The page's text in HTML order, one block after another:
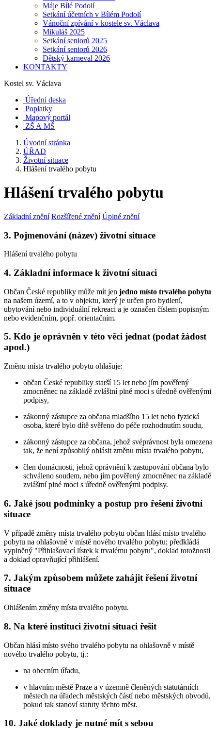
Máje Bílé Podolí
Setkání účetních v Bílém Podolí
Vánoční zpívání v kostele sv. Václava
Mikuláš 2025
Setkání seniorů 2025
Setkání seniorů 2026
Dětský karneval 2026
KONTAKTY
Kostel sv. Václava
Úřední deska
Poplatky
Mapový portál
ZŠ A MŠ
Úvodní stránka
ÚŘAD
Životní situace
Hlášení trvalého pobytu
Hlášení trvalého pobytu
Základní znění Rozšířené znění Úplné znění
3. Pojmenování (název) životní situace
Hlášení trvalého pobytu
4. Základní informace k životní situaci
Občan České republiky může mít jen jedno místo trvalého pobytu
na našem území, a to v objektu, který je určen pro bydlení,
ubytování nebo individuální rekreaci a je označen číslem popisným
nebo evidenčním, popř. orientačním.
5. Kdo je oprávněn v této věci jednat (podat žádost
apod.)
Změnu místa trvalého pobytu ohlašuje:
občan České republiky starší 15 let nebo jím pověřený
zmocněnec na základě zvláštní plné moci s úředně ověřenými
podpisy,
zákonný zástupce za občana mladšího 15 let nebo fyzická
osoba, které bylo dítě svěřeno do péče rozhodnutím soudu,
zákonný zástupce za občana, jehož svéprávnost byla omezena
tak, že není způsobilý ohlásit změnu místa trvalého pobytu,
člen domácnosti, jehož oprávnění k zastupování občana bylo
schváleno soudem, nebo jím pověřený zmocněnec na základě
zvláštní plné moci s úředně ověřenými podpisy.
6. Jaké jsou podmínky a postup pro řešení životní
situace
V případě změny místa trvalého pobytu občan hlásí místo trvalého
pobytu na ohlašovně v místě nového trvalého pobytu; předkládá
vyplněný "Přihlašovací lístek k trvalému pobytu", doklad totožnosti
a doklad opravňující přihlášení.
7. Jakým způsobem můžete zahájit řešení životní
situace
Ohlášením změny místa trvalého pobytu.
8. Na které instituci životní situaci řešit
Občan hlásí místo svého trvalého pobytu na ohlašovně v místě
nového trvalého pobytu, tj.:
na obecním úřadu,
v hlavním městě Praze a v územně členěných statutárních
městech na úřadech městských částí nebo městských obvodů,
pokud tak stanoví statuty těchto měst.
10. Jaké doklady je nutné mít s sebou